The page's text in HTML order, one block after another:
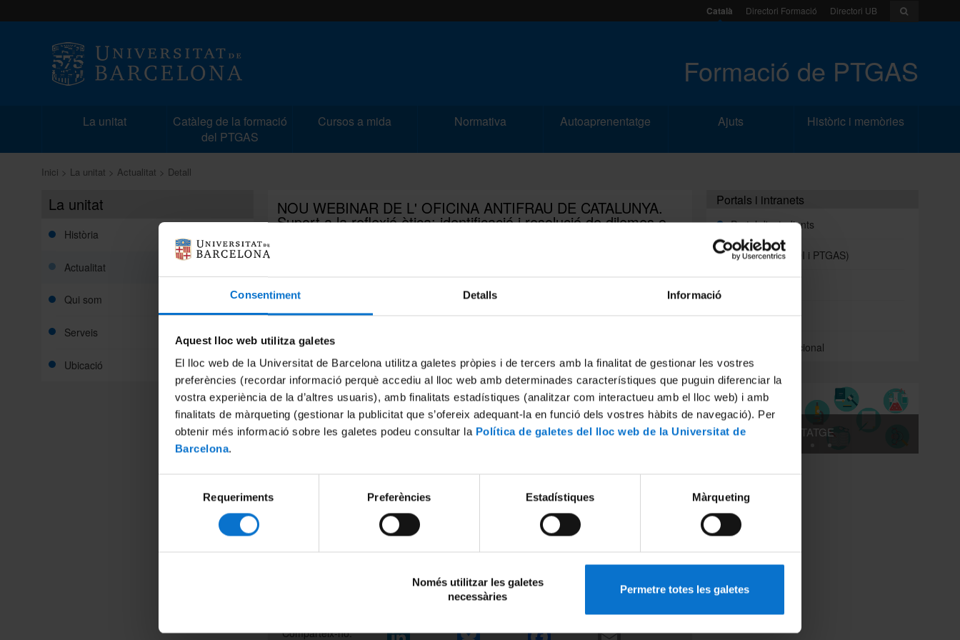
Consentiment Detalls Informació
Aquest lloc web utilitza galetes
El lloc web de la Universitat de Barcelona utilitza galetes pròpies i de tercers amb la finalitat de gestionar les vostres
preferències (recordar informació perquè accediu al lloc web amb determinades característiques que puguin diferenciar la
vostra experiència de la d’altres usuaris), amb finalitats estadístiques (analitzar com interactueu amb el lloc web) i amb
finalitats de màrqueting (gestionar la publicitat que s’ofereix adequant-la en funció dels vostres hàbits de navegació). Per
obtenir més informació sobre les galetes podeu consultar la Política de galetes del lloc web de la Universitat de
Barcelona.
consentiment
Requeriments Preferències Estadístiques Màrqueting
Només utilitzar les galetes
necessàries
Permetre totes les galetes
Català Directori Formació Directori UB
Formació de PTGAS
La unitat
Catàleg de la formació
del PTGAS
Cursos a mida Normativa Autoaprenentatge Ajuts Històric i memòries
Inici La unitat Actualitat Detall
La unitat
Història
Actualitat
Qui som
Serveis
Ubicació
NOU WEBINAR DE L' OFICINA ANTIFRAU DE CATALUNYA.
Suport a la reflexió ètica: identificació i resolució de dilemes o
Notícia | 23-03-2023
DE CATALUNYA.
Des de l'Oficina Antifrau de Catalunya,
s'organitza un webinari obert a tot el PAS i PDI de la UB en dues sessions diferents:
19 d'abril de 2023
Ja podeu fer les sol·licituds al webinari fins al dia 14 abril de 2023 el
PORTAL UB. ESPAI PERSEU
i el PDI podeu contactar amb el IDP.
Podeu visualitzar la fitxa del curs des d'
Comparteix-ho:
Portals i intranets
Portal d'estudiants
Intranet UB (PDI i PTGAS)
Alumni UB
Directori institucional
AUTOAPRENENTATGE